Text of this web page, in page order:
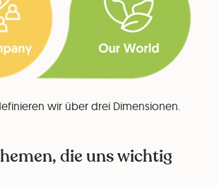
wir über drei Dimensionen.
die uns wichtig